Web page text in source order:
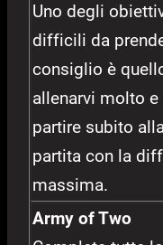
Uno degli
difficili da
consiglio è
allenarvi molto e
partire subito
partita con la
massima.
Army of Two